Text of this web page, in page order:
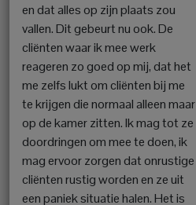
en dat alles op zijn plaats zou
vallen. Dit gebeurt nu ook. De
cliënten waar ik mee werk
reageren zo goed op mij, dat het
me zelfs lukt om cliënten bij me
te krijgen die normaal alleen maar
op de kamer zitten. Ik mag tot ze
doordringen om mee te doen, ik
mag ervoor zorgen dat onrustige
cliënten rustig worden en ze uit
een paniek situatie halen. Het is